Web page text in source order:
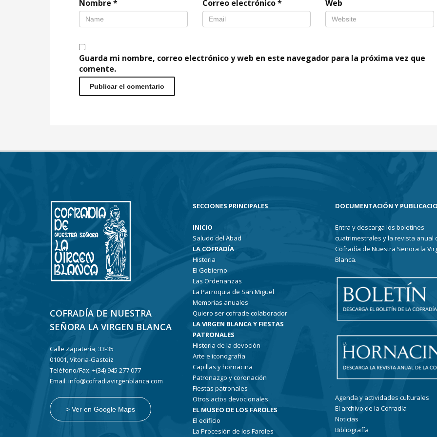
Nombre * Correo electrónico* Web
Guarda mi nombre, correo electrónico y web en este navegador para la próxima vez que
comente.
COFRADÍA DE NUESTRA
SEÑORA LA VIRGEN BLANCA
Calle Zapatería, 33-35
01001, Vitoria-Gasteiz
Teléfono/Fax: +(34) 945 277 077
Email: info@cofradiavirgenblanca.com
> Ver en Google Maps
SECCIONES PRINCIPALES
INICIO
Saludo del Abad
LA COFRADÍA
Historia
El Gobierno
Las Ordenanzas
La Parroquia de San Miguel
Memorias anuales
Quiero ser cofrade colaborador
LA VIRGEN BLANCA Y FIESTAS
PATRONALES
Historia de la devoción
Arte e iconografía
Capillas y hornacina
Patronazgo y coronación
Fiestas patronales
Otros actos devocionales
EL MUSEO DE LOS FAROLES
El edificio
La Procesión de los Faroles
DOCUMENTACIÓN Y
Entra y descarga los boletines
cuatrimestrales y la revista anual
Cofradía de Nuestra Señora la
Blanca.
Agenda y actividades culturales
El archivo de la Cofradía
Noticias
Bibliografía